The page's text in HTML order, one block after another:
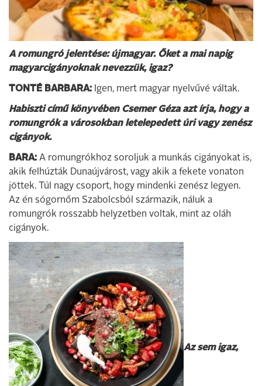
A romungró jelentése: újmagyar. Őket a mai napig
magyarcigányoknak nevezzük, igaz?
TONTÉ BARBARA: Igen, mert magyar nyelvűvé váltak.
Habiszti című könyvében Csemer Géza azt írja, hogy a
romungrók a városokban letelepedett úri vagy zenész
cigányok.
BARA: A romungrókhoz soroljuk a munkás cigányokat is,
akik felhúzták Dunaújvárost, vagy akik a fekete vonaton
jöttek. Túl nagy csoport, hogy mindenki zenész legyen.
Az én sógornőm Szabolcsból származik, náluk a
romungrók rosszabb helyzetben voltak, mint az oláh
cigányok.
Az sem igaz,